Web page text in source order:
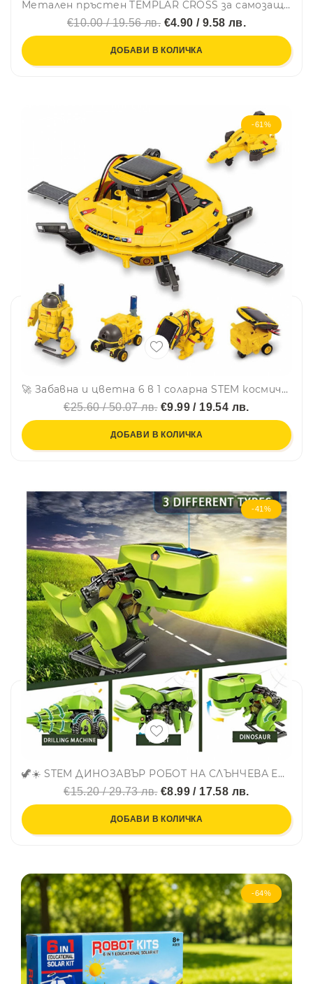
Метален пръстен TEMPLAR CROSS за самозащита, с верижка, Ф21 мм
€10.00 / 19.56 лв. €4.90 / 9.58 лв.
ДОБАВИ В КОЛИЧКА
-61%
🚀 Забавна и цветна 6 в 1 соларна STEM космическа флотилия с три източника на енергия
€25.60 / 50.07 лв.€9.99 / 19.54 лв.
ДОБАВИ В КОЛИЧКА
-41%
🦖☀️ STEM ДИНОЗАВЪР РОБОТ НА СЛЪНЧЕВА ЕНЕРГИЯ 3 В 1 ☀️🦖
€15.20 / 29.73 лв.€8.99 / 17.58 лв.
ДОБАВИ В КОЛИЧКА
-64%